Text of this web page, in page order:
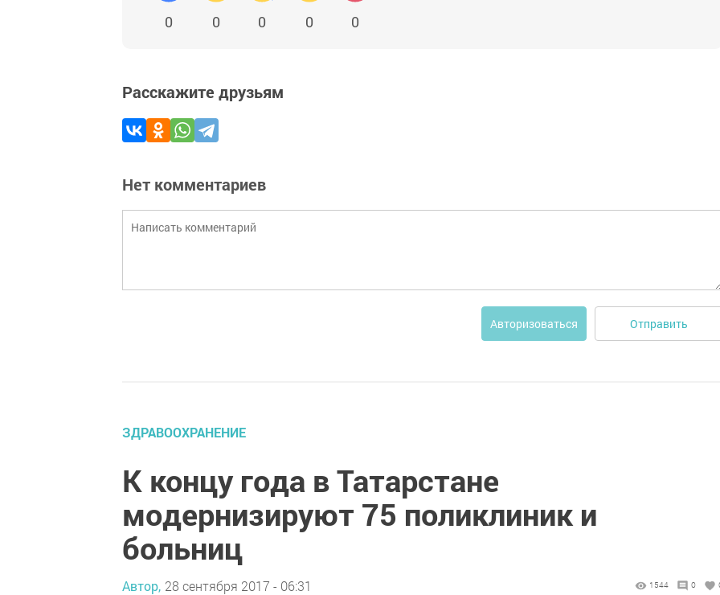
0 0 0 0 0
Расскажите друзьям
Нет комментариев
Авторизоваться Отправить
ЗДРАВООХРАНЕНИЕ
К концу года в Татарстане
модернизируют 75 поликлиник и
больниц
Автор, 28 сентября 2017 - 06:31 1544 0